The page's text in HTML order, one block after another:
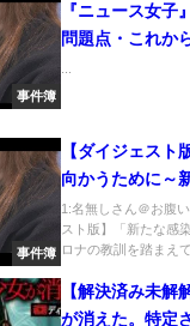
事件簿
『ニュース女子
問題点・これか
事件簿
【ダイジェスト
向かうために～
て～」日本医師
1:名無しさん＠お腹
スト版】「新たな感
ロナの教訓を踏まえて
【解決済み未解
が消えた。特定